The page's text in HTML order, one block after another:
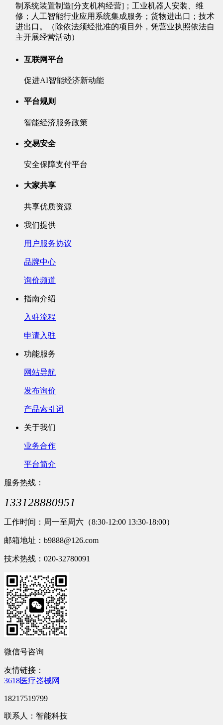
制系统装置制造[分支机构经营]；工业机器人安装、维
修；人工智能行业应用系统集成服务；货物进出口；技术
进出口。（除依法须经批准的项目外，凭营业执照依法自
主开展经营活动）
互联网平台
促进AI智能经济新动能
平台规则
智能经济服务政策
交易安全
安全保障支付平台
大家共享
共享优质资源
我们提供
用户服务协议
品牌中心
询价频道
指南介绍
入驻流程
申请入驻
功能服务
网站导航
发布询价
产品索引词
关于我们
业务合作
平台简介
服务热线：
133128880951
工作时间：周一至周六（8:30-12:00 13:30-18:00）
邮箱地址：b9888@126.com
技术热线：020-32780091
微信号咨询
友情链接：
3618医疗器械网
18217519799
联系人：智能科技